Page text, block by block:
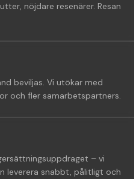
nöjdare resenärer. Resan
beviljas. Vi utökar med
och fler samarbetspartners.
– vi
leverera snabbt, pålitligt och